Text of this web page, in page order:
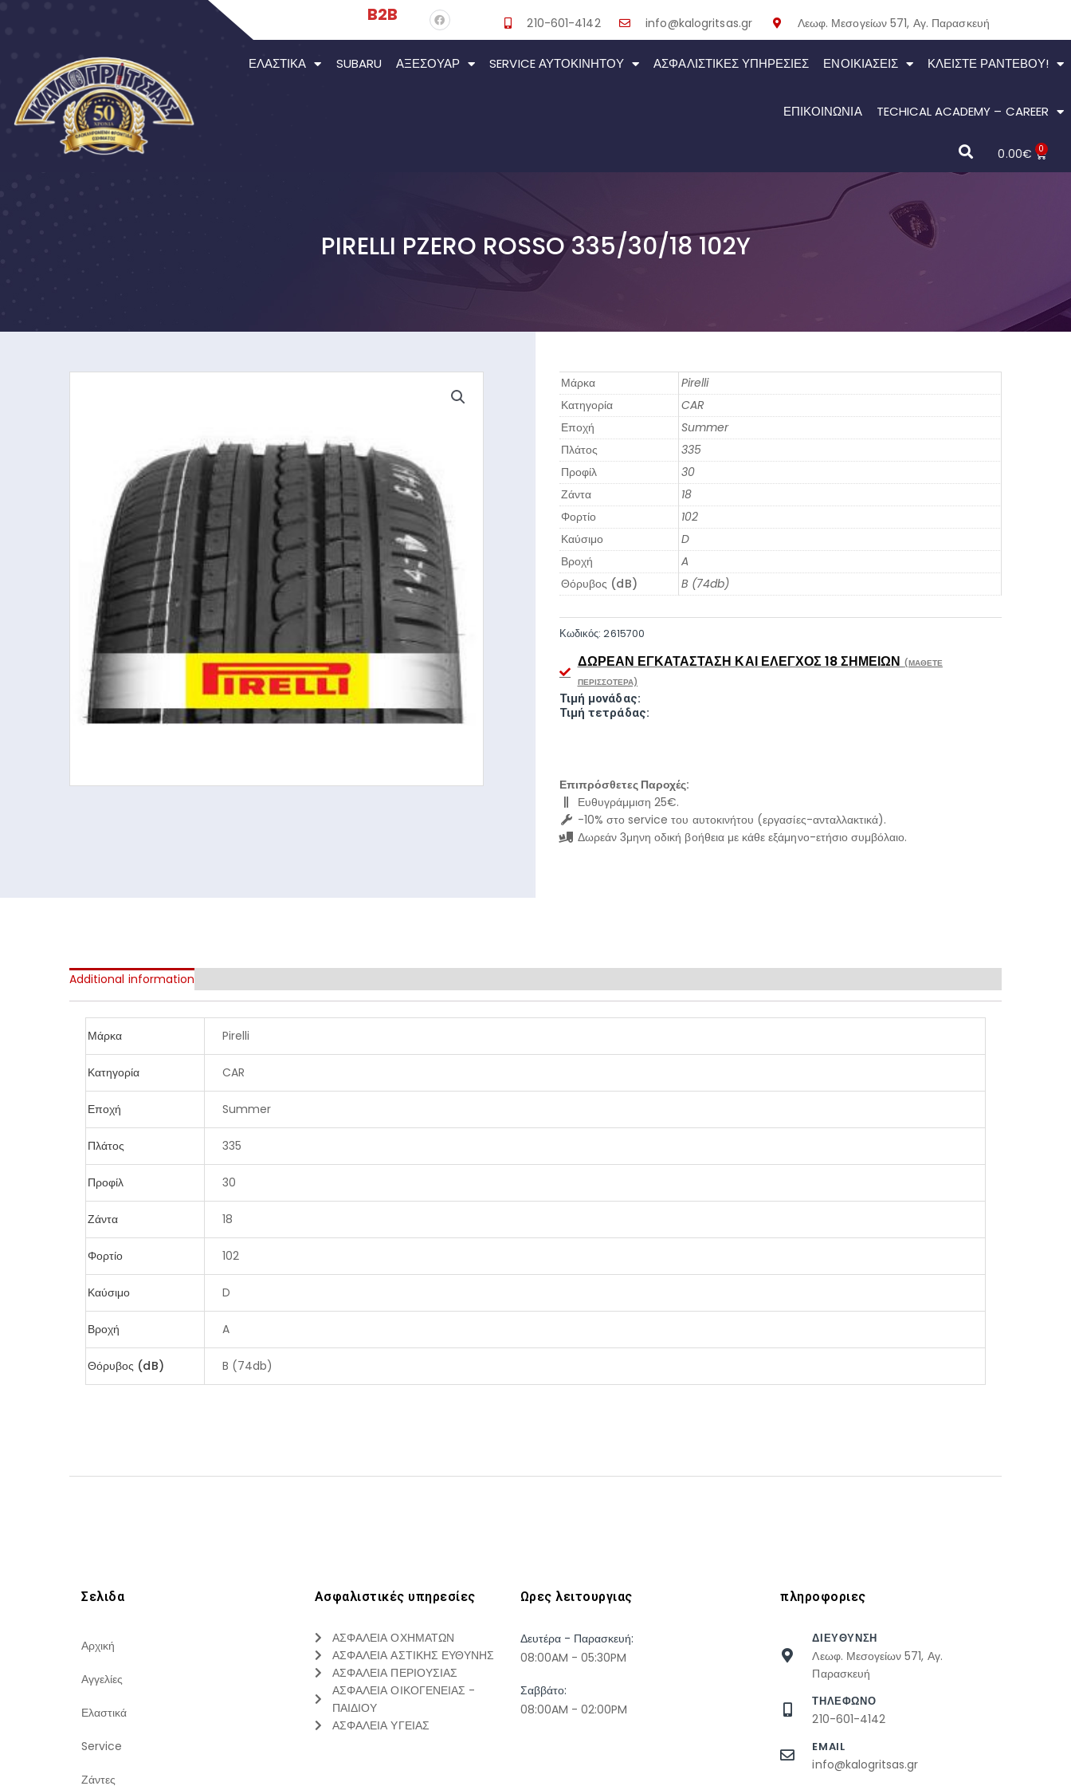
B2B 210-601-4142 info@kalogritsas.gr Λεωφ. Μεσογείων 571, Αγ. Παρασκευή
ΕΛΑΣΤΙΚΆ SUBARU ΑΞΕΣΟΥΆΡ SERVICE ΑΥΤΟΚΙΝΉΤΟΥ ΑΣΦΑΛΙΣΤΙΚΕΣ ΥΠΗΡΕΣΙΕΣ ΕΝΟΙΚΙΆΣΕΙΣ ΚΛΕΊΣΤΕ ΡΑΝΤΕΒΟΎ!
ΕΠΙΚΟΙΝΩΝΙΑ TECHICAL ACADEMY – CAREER
0.00€ 0
PIRELLI PZERO ROSSO 335/30/18 102Y
Μάρκα
Pirelli
Κατηγορία
CAR
Εποχή
Summer
Πλάτος
335
Προφίλ
30
Ζάντα
18
Φορτίο
102
Καύσιμο
D
Βροχή
A
Θόρυβος (dB)
B (74db)
Κωδικός:2615700
ΔΩΡΕΆΝ ΕΓΚΑΤΆΣΤΑΣΗ ΚΑΙ ΈΛΕΓΧΟΣ 18 ΣΗΜΕΊΩΝ (ΜΆΘΕΤΕ
ΠΕΡΙΣΣΌΤΕΡΑ)
Τιμή μονάδας:
Τιμή τετράδας:
Επιπρόσθετες Παροχές:
Ευθυγράμμιση 25€.
-10% στο service του αυτοκινήτου (εργασίες-ανταλλακτικά).
Δωρεάν 3μηνη οδική βοήθεια με κάθε εξάμηνο-ετήσιο συμβόλαιο.
Additional information
Μάρκα Pirelli
Κατηγορία CAR
Εποχή Summer
Πλάτος 335
Προφίλ 30
Ζάντα 18
Φορτίο 102
Καύσιμο D
Βροχή A
Θόρυβος (dB) B (74db)
Σελιδα
Αρχική
Αγγελίες
Ελαστικά
Service
Ζάντες
Ασφαλιστικές υπηρεσίες
ΑΣΦΑΛΕΙΑ ΟΧΗΜΑΤΩΝ
ΑΣΦΑΛΕΙΑ ΑΣΤΙΚΗΣ ΕΥΘΥΝΗΣ
ΑΣΦΑΛΕΙΑ ΠΕΡΙΟΥΣΙΑΣ
ΑΣΦΑΛΕΙΑ ΟΙΚΟΓΕΝΕΙΑΣ -
ΠΑΙΔΙΟΥ
ΑΣΦΑΛΕΙΑ ΥΓΕΙΑΣ
Ωρες λειτουργιας
Δευτέρα - Παρασκευή:
08:00AM - 05:30PM
Σαββάτο:
08:00AM - 02:00PM
πληροφοριες
ΔΙΕΥΘΥΝΣΗ
Λεωφ. Μεσογείων 571, Αγ.
Παρασκευή
ΤΗΛΕΦΩΝΟ
210-601-4142
EMAIL
info@kalogritsas.gr